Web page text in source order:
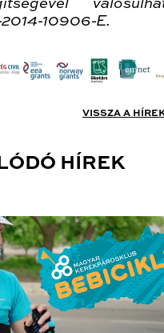
10906-E.
VISSZA A
HÍREK